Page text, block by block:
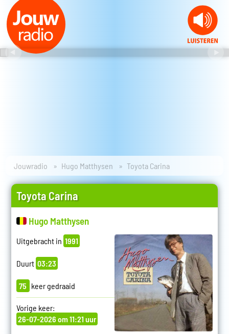
Jouwradio Hugo Matthysen Toyota Carina
Toyota Carina
Hugo Matthysen
Uitgebracht in 1991
Duurt 03:23
75 keer gedraaid
Vorige keer:
26-07-2026 om 11:21 uur